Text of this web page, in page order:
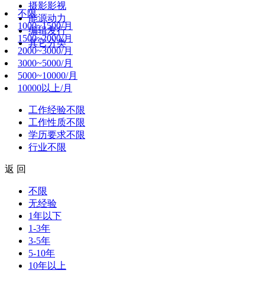
摄影影视
能源动力
编辑发行
其它分类
不限
1000~1500/月
1500~2000/月
2000~3000/月
3000~5000/月
5000~10000/月
10000以上/月
工作经验不限
工作性质不限
学历要求不限
行业不限
返 回
不限
无经验
1年以下
1-3年
3-5年
5-10年
10年以上